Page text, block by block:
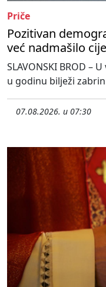
Priče
Pozitivan
već nadmašilo
SLAVONSKI BROD –
u godinu bilježi
07.08.2026. u 07:30